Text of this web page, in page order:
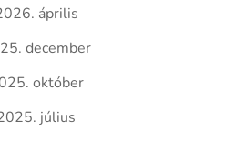
április
december
október
július